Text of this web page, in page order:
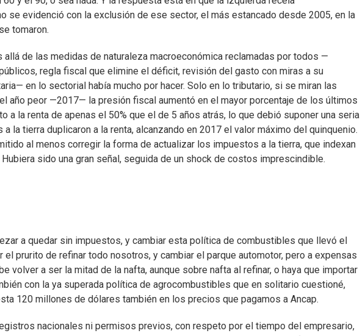
se evidenció con la exclusión de ese sector, el más estancado desde 2005, en la
tomaron.
allá de las medidas de naturaleza macroeconómica reclamadas por todos —
regla fiscal que elimine el déficit, revisión del gasto con miras a su
en lo sectorial había mucho por hacer. Solo en lo tributario, si se miran las
año peor —2017— la presión fiscal aumentó en el mayor porcentaje de los últimos
a la renta de apenas el 50% que el de 5 años atrás, lo que debió suponer una seria
la tierra duplicaron a la renta, alcanzando en 2017 el valor máximo del quinquenio.
al menos corregir la forma de actualizar los impuestos a la tierra, que indexan
sido una gran señal, seguida de un shock de costos imprescindible.
a quedar sin impuestos, y cambiar esta política de combustibles que llevó el
prurito de refinar todo nosotros, y cambiar el parque automotor, pero a expensas
volver a ser la mitad de la nafta, aunque sobre nafta al refinar, o haya que importar
con la ya superada política de agrocombustibles que en solitario cuestioné,
120 millones de dólares también en los precios que pagamos a Ancap.
nacionales ni permisos previos, con respeto por el tiempo del empresario,